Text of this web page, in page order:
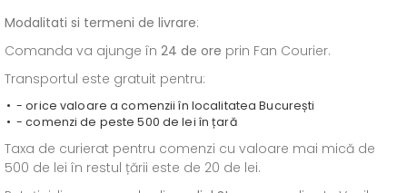
Modalitati si termeni de livrare:
Comanda va ajunge în 24 de ore prin Fan Courier.
Transportul este gratuit pentru:
- orice valoare a comenzii în localitatea București
- comenzi de peste 500 de lei în țară
Taxa de curierat pentru comenzi cu valoare mai mică de
500 de lei în restul țării este de 20 de lei.